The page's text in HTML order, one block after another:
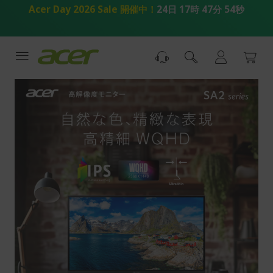
Acer Day 2026 Sale 開催中！ 24日 17時 47分 53秒